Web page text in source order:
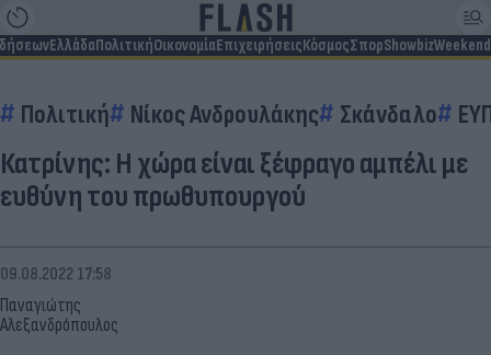
ΕλλάδαΠολιτικήΟικονομίαΕπιχειρήσειςΚόσμοςΣπορShowbizWeekend
Πολιτική Νίκος Ανδρουλάκης Σκάνδαλο
Κατρίνης: Η χώρα είναι ξέφραγο αμπέλι με
ευθύνη του πρωθυπουργού
Παναγιώτης
Αλεξανδρόπουλος
09.08.2022 17:58